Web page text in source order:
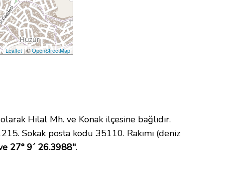
Leaflet | ©OpenStreetMap
Hilal Mh. ve Konak ilçesine bağlıdır.
Sokak posta kodu 35110. Rakımı (deniz
27° 9´ 26.3988".